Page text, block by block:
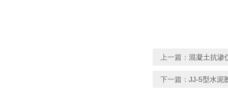
上一篇： 混凝土抗渗
下一篇： JJ-5型水泥